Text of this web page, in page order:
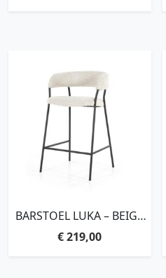
BARSTOEL LUKA – BEIGE
COPENHAGEN
€219,00